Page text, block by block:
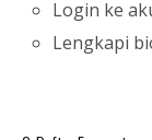
Login ke
Lengkapi